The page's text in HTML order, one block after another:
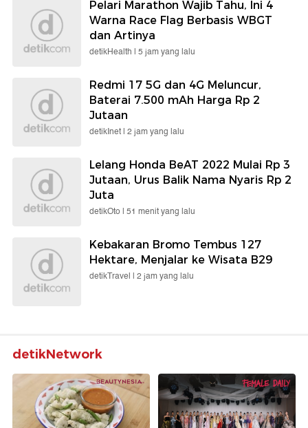
Pelari Marathon Wajib Tahu, Ini 4
Warna Race Flag Berbasis WBGT
dan Artinya
detikHealth | 5 jam yang lalu
Redmi 17 5G dan 4G Meluncur,
Baterai 7.500 mAh Harga Rp 2
Jutaan
detikInet | 2 jam yang lalu
Lelang Honda BeAT 2022 Mulai Rp 3
Jutaan, Urus Balik Nama Nyaris Rp 2
Juta
detikOto | 51 menit yang lalu
Kebakaran Bromo Tembus 127
Hektare, Menjalar ke Wisata B29
detikTravel | 2 jam yang lalu
detikNetwork